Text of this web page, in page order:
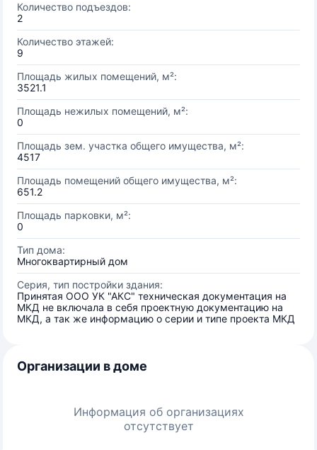
Количество подъездов:
2
Количество этажей:
9
Площадь жилых помещений, м²:
3521.1
Площадь нежилых помещений, м²:
0
Площадь зем. участка общего имущества, м²:
4517
Площадь помещений общего имущества, м²:
651.2
Площадь парковки, м²:
0
Тип дома:
Многоквартирный дом
Серия, тип постройки здания:
Принятая ООО УК "АКС" техническая документация на
МКД не включала в себя проектную документацию на
МКД, а так же информацию о серии и типе проекта МКД
Организации в доме
Информация об организациях
отсутствует